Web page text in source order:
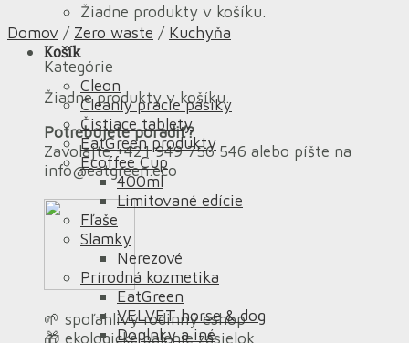
Žiadne produkty v košíku.
Košík
Žiadne produkty v košíku.
Potrebujete poradiť?
Zavolajte +421 949 756 546 alebo píšte na
info@eatgreen.eco
🌱 spoľahlivý rodinný eshop
🎁 ekologické balenie zásielok
Domov / Zero waste / Kuchyňa
Kategórie
Cleon
Cleanly pracie pásiky
Čistiace tablety
EatGreen produkty
Ecoffee Cup
400ml
Limitované edície
Fľaše
Slamky
Nerezové
Prírodná kozmetika
EatGreen
VELVET horse & dog
Doplnky a iné